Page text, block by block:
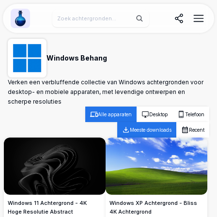
Wallpaper Alchemy
Windows Behang
Verken een verbluffende collectie van Windows achtergronden voor
desktop- en mobiele apparaten, met levendige ontwerpen en
scherpe resoluties
Alle apparaten Desktop Telefoon
Meeste downloads Recent
Windows 11 Achtergrond - 4K
Hoge Resolutie Abstract
Windows XP Achtergrond - Bliss
4K Achtergrond